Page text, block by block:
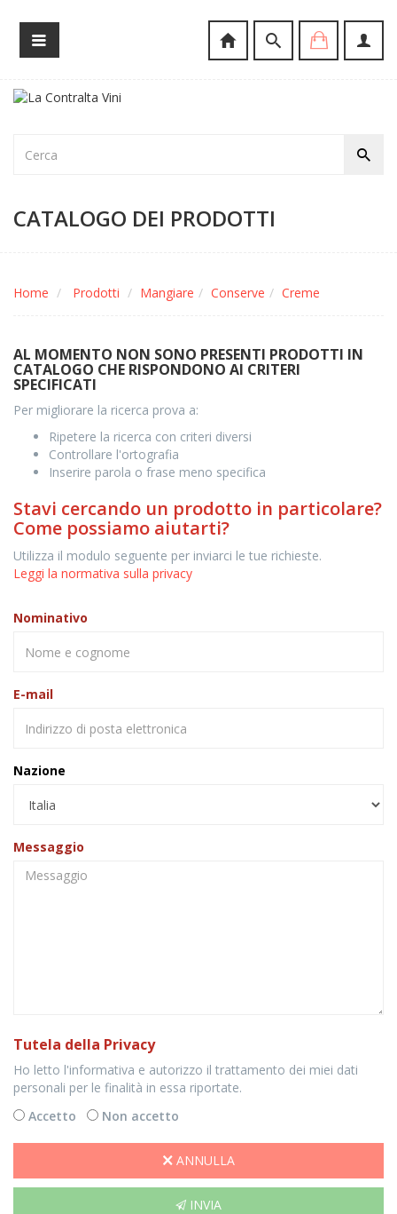
CATALOGO DEI PRODOTTI
Home Prodotti Mangiare Conserve Creme
AL MOMENTO NON SONO PRESENTI PRODOTTI IN
CATALOGO CHE RISPONDONO AI CRITERI
SPECIFICATI
Per migliorare la ricerca prova a:
Ripetere la ricerca con criteri diversi
Controllare l'ortografia
Inserire parola o frase meno specifica
Stavi cercando un prodotto in particolare?
Come possiamo aiutarti?
Utilizza il modulo seguente per inviarci le tue richieste.
Leggi la normativa sulla privacy
Nominativo
E-mail
Nazione
Messaggio
Tutela della Privacy
Ho letto l'informativa e autorizzo il trattamento dei miei dati
personali per le finalità in essa riportate.
Accetto
Non accetto
ANNULLA
INVIA